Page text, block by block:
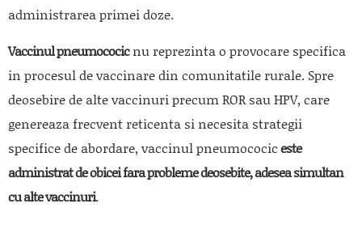
administrarea primei doze.
Vaccinul pneumococicnu reprezinta o provocare specifica
in procesul de vaccinare din comunitatile rurale. Spre
deosebire de alte vaccinuri precum ROR sau HPV, care
genereaza frecvent reticenta si necesita strategii
specifice de abordare, vaccinul pneumocociceste
administrat de obicei fara probleme deosebite, adesea simultan
cu alte vaccinuri.